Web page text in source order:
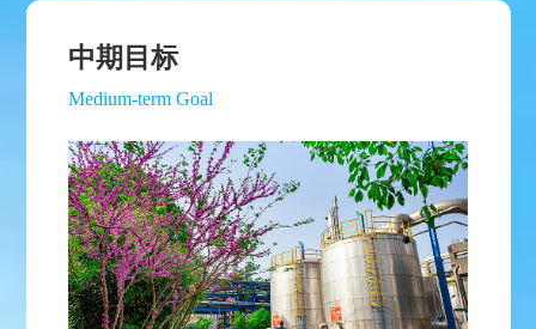
中期目标
Medium-term Goal